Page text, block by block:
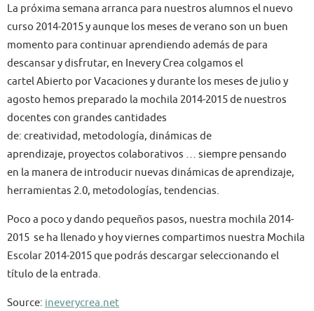
La próxima semana arranca para nuestros alumnos el nuevo
curso 2014-2015 y aunque los meses de verano son un buen
momento para continuar aprendiendo además de para
descansar y disfrutar, en Inevery Crea colgamos el
cartel Abierto por Vacaciones y durante los meses de julio y
agosto hemos preparado la mochila 2014-2015 de nuestros
docentes con grandes cantidades
de: creatividad, metodología, dinámicas de
aprendizaje, proyectos colaborativos … siempre pensando
en la manera de introducir nuevas dinámicas de aprendizaje,
herramientas 2.0, metodologías, tendencias.
Poco a poco y dando pequeños pasos, nuestra mochila 2014-
2015 se ha llenado y hoy viernes compartimos nuestra Mochila
Escolar 2014-2015 que podrás descargar seleccionando el
título de la entrada.
Source: ineverycrea.net